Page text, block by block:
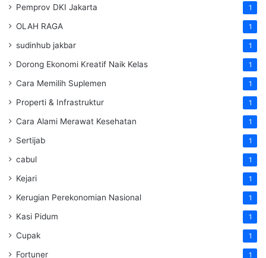
Pemprov DKI Jakarta 1
OLAH RAGA 1
sudinhub jakbar 1
Dorong Ekonomi Kreatif Naik Kelas 1
Cara Memilih Suplemen 1
Properti & Infrastruktur 1
Cara Alami Merawat Kesehatan 1
Sertijab 1
cabul 1
Kejari 1
Kerugian Perekonomian Nasional 1
Kasi Pidum 1
Cupak 1
Fortuner 1